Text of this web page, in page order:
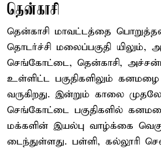
தென்காசி
தென்காசி மாவட்டத்தை
தொடர்ச்சி மலைப்பகுதி யிலும்,
செங்கோட்டை, தென்காசி,
உள்ளிட்ட பகுதிகளிலும் கனமழை
வருகிறது. இன்றும் காலை
செங்கோட்டை பகுதிகளில்
மக்களின் இயல்பு வாழ்க்கை
டைந்துள்ளது. பள்ளி, கல்லூரி